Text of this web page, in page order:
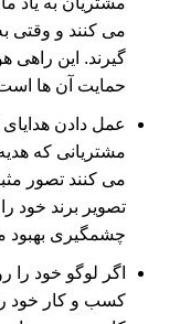
می کنند و وقتی
گیرند. این راهی
حمایت آن ها
عمل دادن
مشتریانی که
می کنند تصور
تصویر برند خود
چشمگیری بهبود
اگر لوگو خود
کسب و کار خود